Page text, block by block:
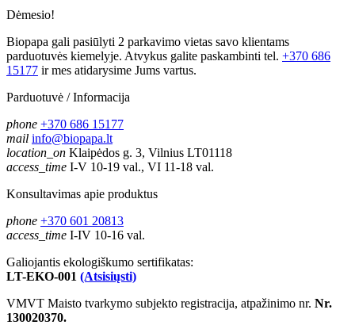
Dėmesio!
Biopapa gali pasiūlyti 2 parkavimo vietas savo klientams
parduotuvės kiemelyje. Atvykus galite paskambinti tel. +370 686
15177 ir mes atidarysime Jums vartus.
Parduotuvė / Informacija
phone +370 686 15177
mail info@biopapa.lt
location_on Klaipėdos g. 3, Vilnius LT01118
access_time I-V 10-19 val., VI 11-18 val.
Konsultavimas apie produktus
phone +370 601 20813
access_time I-IV 10-16 val.
Galiojantis ekologiškumo sertifikatas:
LT-EKO-001 (Atsisiųsti)
VMVT Maisto tvarkymo subjekto registracija, atpažinimo nr. Nr.
130020370.